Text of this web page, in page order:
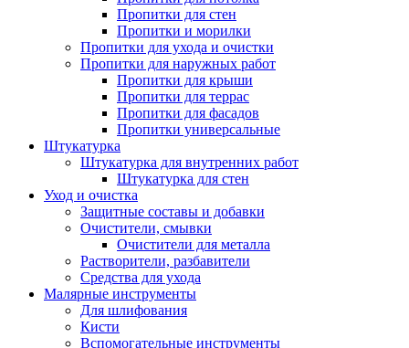
Пропитки для стен
Пропитки и морилки
Пропитки для ухода и очистки
Пропитки для наружных работ
Пропитки для крыши
Пропитки для террас
Пропитки для фасадов
Пропитки универсальные
Штукатурка
Штукатурка для внутренних работ
Штукатурка для стен
Уход и очистка
Защитные составы и добавки
Очистители, смывки
Очистители для металла
Растворители, разбавители
Средства для ухода
Малярные инструменты
Для шлифования
Кисти
Вспомогательные инструменты